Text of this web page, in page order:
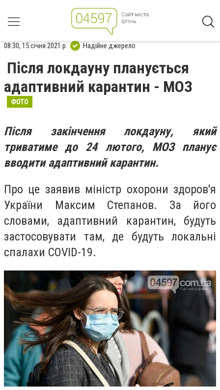
08:30, 15 січня 2021 р. Надійне джерело
Після локдауну планується
адаптивний карантин - МОЗ
ФОТО
Після закінчення локдауну, який
триватиме до 24 лютого, МОЗ планує
вводити адаптивний карантин.
Про це заявив міністр охорони здоров'я
України Максим Степанов. За його
словами, адаптивний карантин, будуть
застосовувати там, де будуть локальні
спалахи СOVID-19.